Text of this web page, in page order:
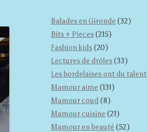
Balades en Gironde (32)
Bits + Pieces (215)
Fashion kids (20)
Lectures de drôles (33)
Les bordelaises ont du talent
Mamour aime (131)
Mamour coud (8)
Mamour cuisine (21)
Mamour en beauté (52)